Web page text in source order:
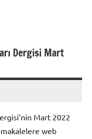
Dergisi Mart
Mart 2022
makalelere web